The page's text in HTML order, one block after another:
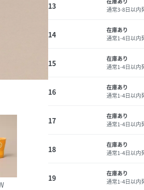
13
通常3-8日以内
14
在庫あり
通常1-4日以内
15
在庫あり
通常1-4日以内
16
在庫あり
通常1-4日以内
17
在庫あり
通常1-4日以内
18
在庫あり
通常1-4日以内
19
在庫あり
通常1-4日以内